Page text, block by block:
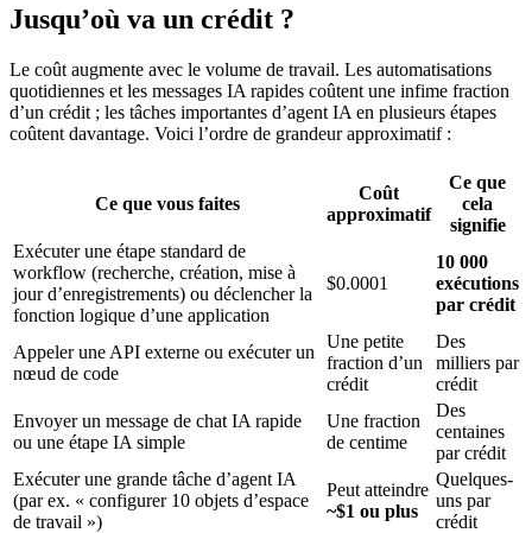
Jusqu’où va un crédit ?
Le coût augmente avec le volume de travail. Les automatisations
quotidiennes et les messages IA rapides coûtent une infime fraction
d’un crédit ; les tâches importantes d’agent IA en plusieurs étapes
coûtent davantage. Voici l’ordre de grandeur approximatif :
Ce que vous faites
Coût
approximatif
Ce que
cela
signifie
Exécuter une étape standard de
workflow (recherche, création, mise à
jour d’enregistrements) ou déclencher la
fonction logique d’une application
$0.0001
10 000
exécutions
par crédit
Appeler une API externe ou exécuter un
nœud de code
Une petite
fraction d’un
crédit
Des
milliers par
crédit
Envoyer un message de chat IA rapide
ou une étape IA simple
Une fraction
de centime
Des
centaines
par crédit
Exécuter une grande tâche d’agent IA
(par ex. « configurer 10 objets d’espace
de travail »)
Peut atteindre
~$1 ou plus
Quelques-
uns par
crédit